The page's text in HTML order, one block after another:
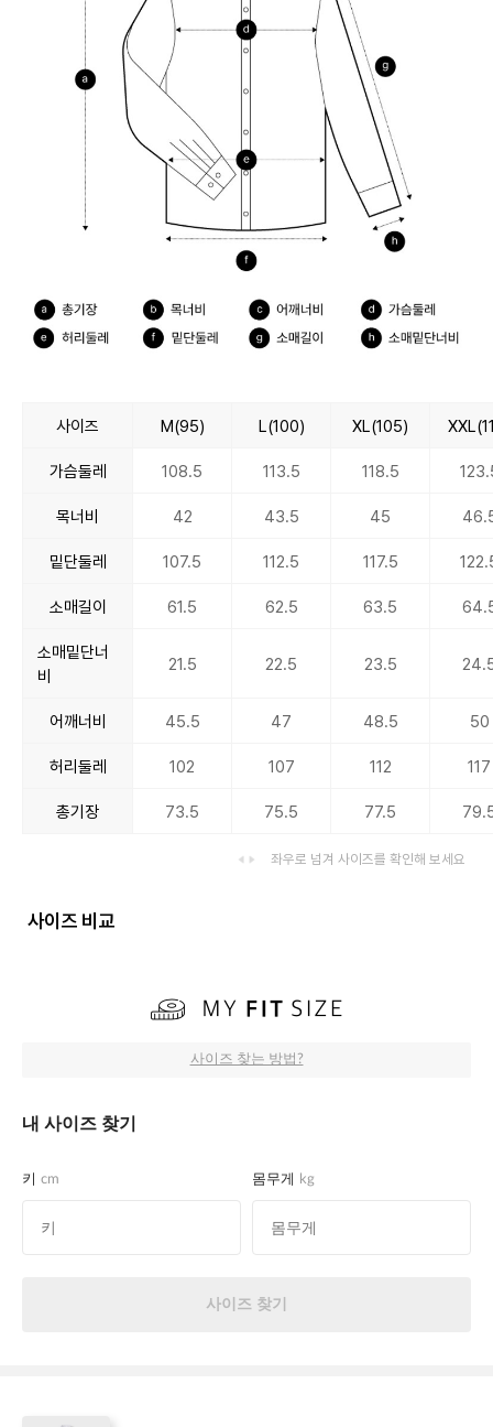
사이즈 M(95) L(100) XL(105)
가슴둘레 108.5 113.5 118.5
목너비 42 43.5 45
밑단둘레 107.5 112.5 117.5
소매길이 61.5 62.5 63.5
소매밑단너
비
21.5 22.5 23.5
어깨너비 45.5 47 48.5 50
허리둘레 102 107 112 117
총기장 73.5 75.5 77.5
좌우로 넘겨 사이즈를 확인해 보세요
사이즈 비교